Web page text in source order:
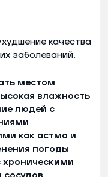
качества
заболеваний.
местом
влажность
людей с
как астма и
погоды
хроническими